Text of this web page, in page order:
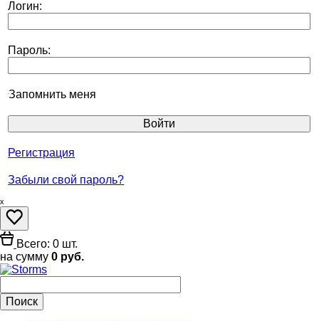
Логин:
Пароль:
Запомнить меня
Регистрация
Забыли свой пароль?
ₓ
Всего: 0 шт.
на сумму 0 руб.